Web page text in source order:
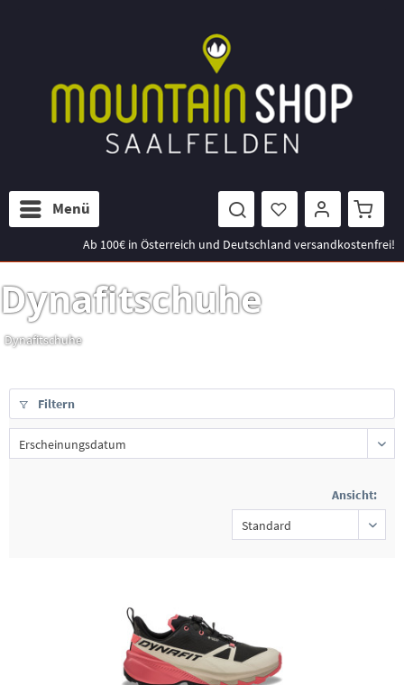
Menü
Ab 100€ in Österreich und Deutschland versandkostenfrei!
Dynafitschuhe
Dynafitschuhe
Filtern
Ansicht: